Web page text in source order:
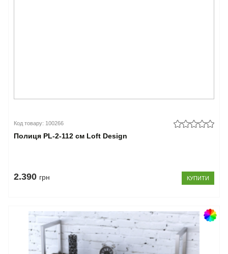
Код товару: 100266
Полиця PL-2-112 см Loft Design
2.390 грн КУПИТИ